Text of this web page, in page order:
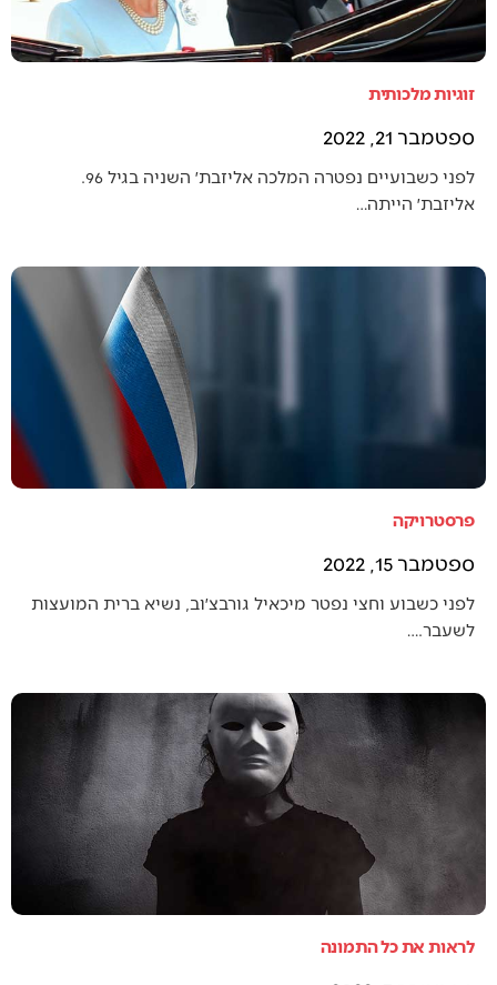
זוגיות מלכותית
ספטמבר 21, 2022
לפני כשבועיים נפטרה המלכה אליזבת׳ השניה בגיל 96.
אליזבת׳ הייתה…
פרסטרויקה
ספטמבר 15, 2022
לפני כשבוע וחצי נפטר מיכאיל גורבצ׳וב, נשיא ברית המועצות
לשעבר.…
לראות את כל התמונה